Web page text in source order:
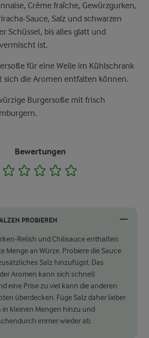
Crème fraîche, Gewürzgurken,
Sauce, Salz und schwarzen
Schüssel, bis alles glatt und
ist.
für eine Weile im Kühlschrank
sich die Aromen entfalten können.
Burgersoße mit frisch
Bewertungen
1 2 3 4
PROBIEREN
Relish und Chilisauce enthalten
Menge an Würze. Probiere die Sauce
Salz hinzufügst. Das
Aromen kann sich schnell
eine Prise zu viel kann die anderen
überdecken. Füge Salz daher lieber
kleinen Mengen hinzu und
immer wieder ab.